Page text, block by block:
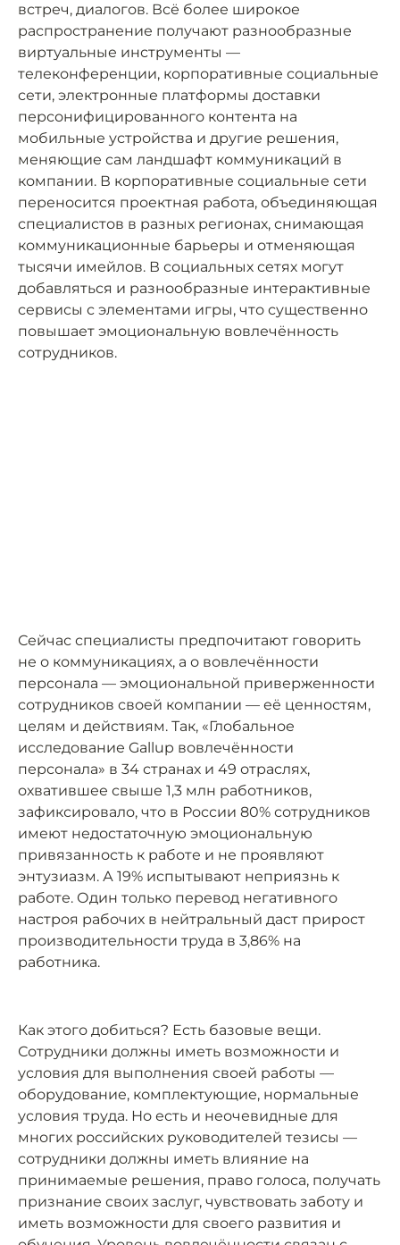
встреч, диалогов. Всё более широкое
распространение получают разнообразные
виртуальные инструменты —
телеконференции, корпоративные социальные
сети, электронные платформы доставки
персонифицированного контента на
мобильные устройства и другие решения,
меняющие сам ландшафт коммуникаций в
компании. В корпоративные социальные сети
переносится проектная работа, объединяющая
специалистов в разных регионах, снимающая
коммуникационные барьеры и отменяющая
тысячи имейлов. В социальных сетях могут
добавляться и разнообразные интерактивные
сервисы с элементами игры, что существенно
повышает эмоциональную вовлечённость
сотрудников.
Сейчас специалисты предпочитают говорить
не о коммуникациях, а о вовлечённости
персонала — эмоциональной приверженности
сотрудников своей компании — её ценностям,
целям и действиям. Так, «Глобальное
исследование Gallup вовлечённости
персонала» в 34 странах и 49 отраслях,
охватившее свыше 1,3 млн работников,
зафиксировало, что в России 80% сотрудников
имеют недостаточную эмоциональную
привязанность к работе и не проявляют
энтузиазм. А 19% испытывают неприязнь к
работе. Один только перевод негативного
настроя рабочих в нейтральный даст прирост
производительности труда в 3,86% на
работника.
Как этого добиться? Есть базовые вещи.
Сотрудники должны иметь возможности и
условия для выполнения своей работы —
оборудование, комплектующие, нормальные
условия труда. Но есть и неочевидные для
многих российских руководителей тезисы —
сотрудники должны иметь влияние на
принимаемые решения, право голоса, получать
признание своих заслуг, чувствовать заботу и
иметь возможности для своего развития и